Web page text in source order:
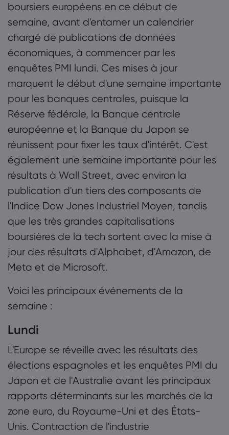
boursiers européens en ce début de
semaine, avant d'entamer un calendrier
chargé de publications de données
économiques, à commencer par les
enquêtes PMI lundi. Ces mises à jour
marquent le début d'une semaine importante
pour les banques centrales, puisque la
Réserve fédérale, la Banque centrale
européenne et la Banque du Japon se
réunissent pour fixer les taux d'intérêt. C'est
également une semaine importante pour les
résultats à Wall Street, avec environ la
publication d'un tiers des composants de
l'Indice Dow Jones Industriel Moyen, tandis
que les très grandes capitalisations
boursières de la tech sortent avec la mise à
jour des résultats d'Alphabet, d'Amazon, de
Meta et de Microsoft.
Voici les principaux événements de la
semaine :
Lundi
L'Europe se réveille avec les résultats des
élections espagnoles et les enquêtes PMI du
Japon et de l'Australie avant les principaux
rapports déterminants sur les marchés de la
zone euro, du Royaume-Uni et des États-
Unis. Contraction de l'industrie